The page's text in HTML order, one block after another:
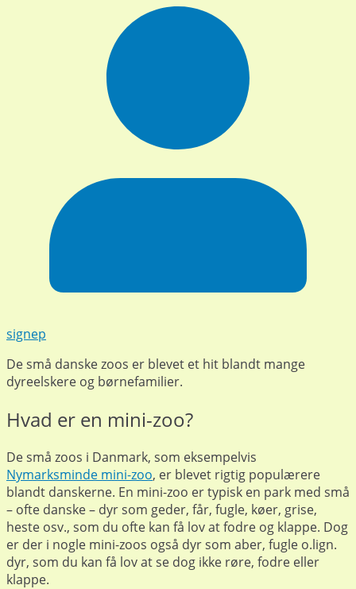
signep
De små danske zoos er blevet et hit blandt mange
dyreelskere og børnefamilier.
Hvad er en mini-zoo?
De små zoos i Danmark, som eksempelvis
Nymarksminde mini-zoo, er blevet rigtig populærere
blandt danskerne. En mini-zoo er typisk en park med små
– ofte danske – dyr som geder, får, fugle, køer, grise,
heste osv., som du ofte kan få lov at fodre og klappe. Dog
er der i nogle mini-zoos også dyr som aber, fugle o.lign.
dyr, som du kan få lov at se dog ikke røre, fodre eller
klappe.